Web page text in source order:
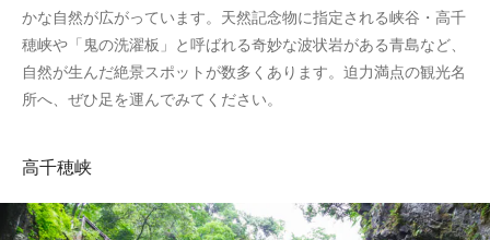
かな自然が広がっています。天然記念物に指定される峡谷・高千
穂峡や「鬼の洗濯板」と呼ばれる奇妙な波状岩がある青島など、
自然が生んだ絶景スポットが数多くあります。迫力満点の観光名
所へ、ぜひ足を運んでみてください。
高千穂峡